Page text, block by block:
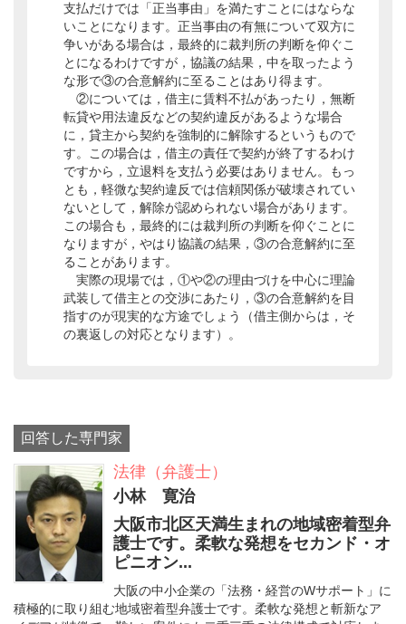
支払だけでは「正当事由」を満たすことにはならな
いことになります。正当事由の有無について双方に
争いがある場合は，最終的に裁判所の判断を仰ぐこ
とになるわけですが，協議の結果，中を取ったよう
な形で③の合意解約に至ることはあり得ます。
②については，借主に賃料不払があったり，無断
転貸や用法違反などの契約違反があるような場合
に，貸主から契約を強制的に解除するというもので
す。この場合は，借主の責任で契約が終了するわけ
ですから，立退料を支払う必要はありません。もっ
とも，軽微な契約違反では信頼関係が破壊されてい
ないとして，解除が認められない場合があります。
この場合も，最終的には裁判所の判断を仰ぐことに
なりますが，やはり協議の結果，③の合意解約に至
ることがあります。
実際の現場では，①や②の理由づけを中心に理論
武装して借主との交渉にあたり，③の合意解約を目
指すのが現実的な方途でしょう（借主側からは，そ
の裏返しの対応となります）。
回答した専門家
法律（弁護士）
小林 寛治
大阪市北区天満生まれの地域密着型弁
護士です。柔軟な発想をセカンド・オ
ピニオン...
大阪の中小企業の「法務・経営のWサポート」に
積極的に取り組む地域密着型弁護士です。柔軟な発想と斬新なア